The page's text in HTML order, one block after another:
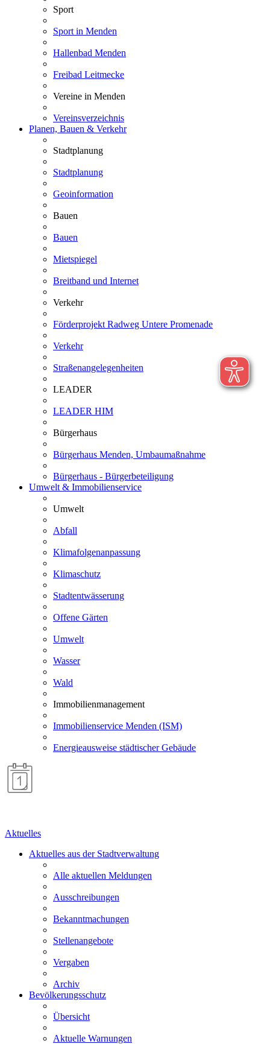
Sport
Sport in Menden
Hallenbad Menden
Freibad Leitmecke
Vereine in Menden
Vereinsverzeichnis
Planen, Bauen & Verkehr
Stadtplanung
Stadtplanung
Geoinformation
Bauen
Bauen
Mietspiegel
Breitband und Internet
Verkehr
Förderprojekt Radweg Untere Promenade
Verkehr
Straßenangelegenheiten
LEADER
LEADER HIM
Bürgerhaus
Bürgerhaus Menden, Umbaumaßnahme
Bürgerhaus - Bürgerbeteiligung
Umwelt & Immobilienservice
Umwelt
Abfall
Klimafolgenanpassung
Klimaschutz
Stadtentwässerung
Offene Gärten
Umwelt
Wasser
Wald
Immobilienmanagement
Immobilienservice Menden (ISM)
Energieausweise städtischer Gebäude
Aktuelles
Aktuelles aus der Stadtverwaltung
Alle aktuellen Meldungen
Ausschreibungen
Bekanntmachungen
Stellenangebote
Vergaben
Archiv
Bevölkerungsschutz
Übersicht
Aktuelle Warnungen